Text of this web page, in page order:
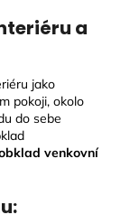
a
jako
pokoji, okolo
do sebe
venkovní